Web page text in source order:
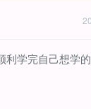
学完自己想学的